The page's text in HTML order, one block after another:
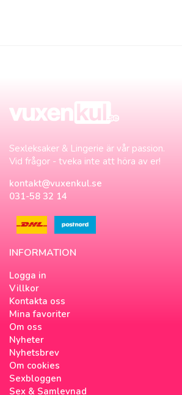
Sexleksaker & Lingerie är vår passion.
Vid frågor - tveka inte att höra av er!
kontakt@vuxenkul.se
031-58 32 14
INFORMATION
Logga in
Villkor
Kontakta oss
Mina favoriter
Om oss
Nyheter
Nyhetsbrev
Om cookies
Sexbloggen
Sex & Samlevnad